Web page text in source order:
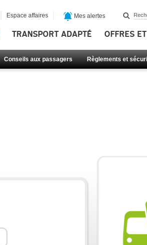
TRANSPORT ADAPTÉ OFFRES
Conseils aux passagers Règlements et
Espace affaires Mes alertes